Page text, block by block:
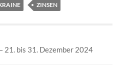
ZINSEN
21. bis 31. Dezember 2024